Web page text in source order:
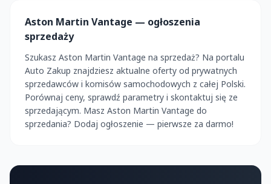
Aston Martin Vantage — ogłoszenia
sprzedaży
Szukasz Aston Martin Vantage na sprzedaż? Na portalu
Auto Zakup znajdziesz aktualne oferty od prywatnych
sprzedawców i komisów samochodowych z całej Polski.
Porównaj ceny, sprawdź parametry i skontaktuj się ze
sprzedającym. Masz Aston Martin Vantage do
sprzedania? Dodaj ogłoszenie — pierwsze za darmo!